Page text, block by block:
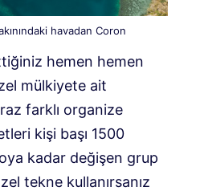
havadan Coron
hemen hemen
mülkiyete ait
farklı organize
kişi başı 1500
kadar değişen grup
tekne kullanırsanız